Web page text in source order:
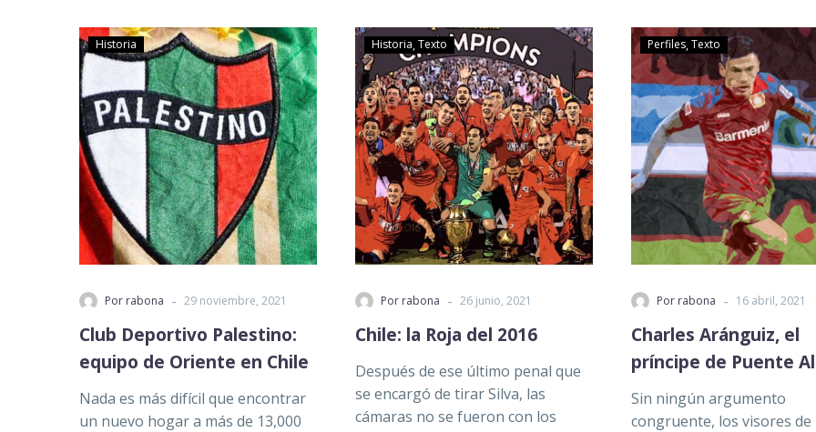
Historia
Por rabona - 29 noviembre, 2021
Club Deportivo Palestino:
equipo de Oriente en Chile
Nada es más difícil que encontrar
un nuevo hogar a más de 13,000
Historia Texto
Por rabona - 26 junio, 2021
Chile: la Roja del 2016
Después de ese último penal que
se encargó de tirar Silva, las
cámaras no se fueron con los
Perfiles Texto
Por rabona - 16 abril, 2021
Charles Aránguiz, el
príncipe de Puente
Sin ningún argumento
congruente, los visores de